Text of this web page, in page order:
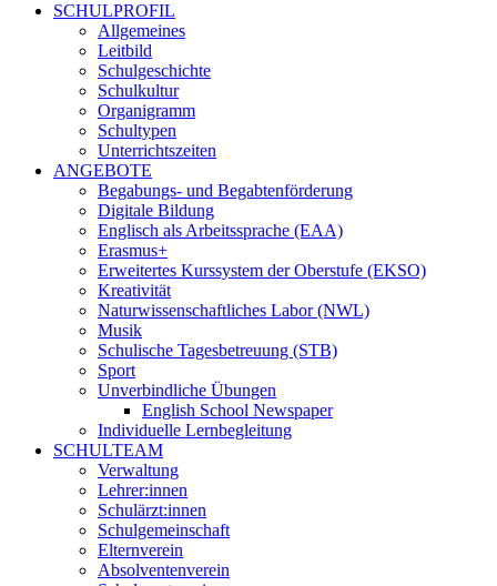
SCHULPROFIL
Allgemeines
Leitbild
Schulgeschichte
Schulkultur
Organigramm
Schultypen
Unterrichtszeiten
ANGEBOTE
Begabungs- und Begabtenförderung
Digitale Bildung
Englisch als Arbeitssprache (EAA)
Erasmus+
Erweitertes Kurssystem der Oberstufe (EKSO)
Kreativität
Naturwissenschaftliches Labor (NWL)
Musik
Schulische Tagesbetreuung (STB)
Sport
Unverbindliche Übungen
English School Newspaper
Individuelle Lernbegleitung
SCHULTEAM
Verwaltung
Lehrer:innen
Schulärzt:innen
Schulgemeinschaft
Elternverein
Absolventenverein